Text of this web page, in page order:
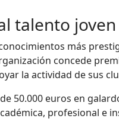
talento joven
más
concede
la actividad de sus
50.000 euros en
profesional e